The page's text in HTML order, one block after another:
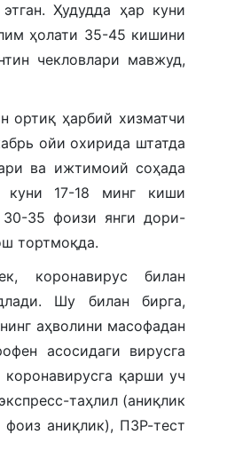
Ҳудудда ҳар куни
ҳолати 35-45 кишини
чекловлари мавжуд,
ортиқ ҳарбий хизматчи
ойи охирида штатда
ва ижтимоий соҳада
куни 17-18 минг киши
30-35 фоизи янги дори-
тортмоқда.
коронавирус билан
Шу билан бирга,
аҳволини масофадан
асосидаги вирусга
қарши уч
таҳлил (аниқлик
аниқлик), ПЗР-тест